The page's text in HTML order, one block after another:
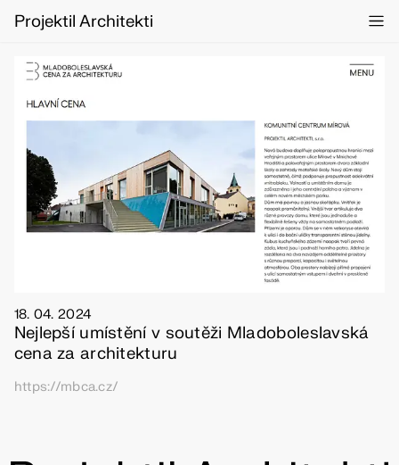
Projektil Architekti
18. 04. 2024
Nejlepší umístění v soutěži Mladoboleslavská
cena za architekturu
https://mbca.cz/